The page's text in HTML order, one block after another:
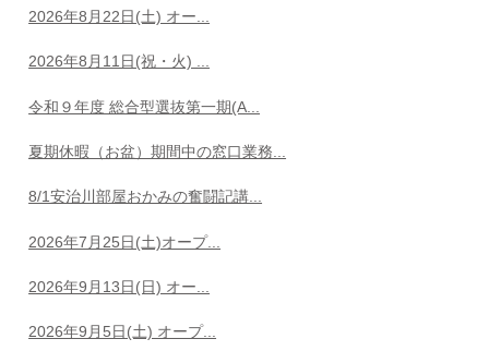
2026年8月22日(土) オー...
2026年8月11日(祝・火) ...
令和９年度 総合型選抜第一期(A...
夏期休暇（お盆）期間中の窓口業務...
8/1安治川部屋おかみの奮闘記講...
2026年7月25日(土)オープ...
2026年9月13日(日) オー...
2026年9月5日(土) オープ...